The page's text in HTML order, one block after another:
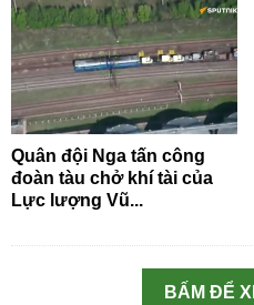
Quân đội Nga tấn công
đoàn tàu chở khí tài của
Lực lượng Vũ...
BẤM ĐỂ